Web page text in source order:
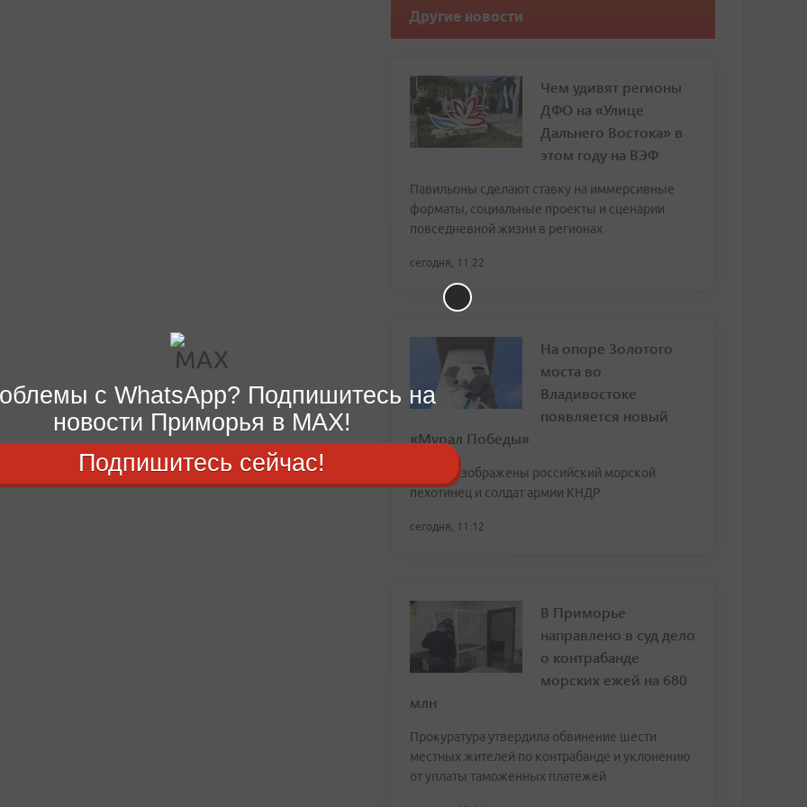
Другие новости
Чем удивят регионы
ДФО на «Улице
Дальнего Востока» в
этом году на ВЭФ
Павильоны сделают ставку на иммерсивные
форматы, социальные проекты и сценарии
повседневной жизни в регионах
сегодня, 11:22
На опоре Золотого
моста во
Владивостоке
появляется новый
«Мурал Победы»
На нем изображены российский морской
пехотинец и солдат армии КНДР
сегодня, 11:12
В Приморье
направлено в суд дело
о контрабанде
морских ежей на 680
млн
Прокуратура утвердила обвинение шести
местных жителей по контрабанде и уклонению
от уплаты таможенных платежей
с WhatsApp? Подпишитесь на
новости Приморья в MAX!
Подпишитесь сейчас!